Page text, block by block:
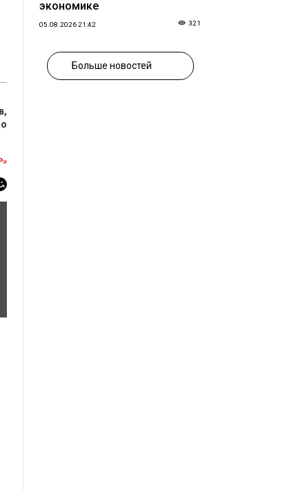
экономике
05.08.2026 21:42 321
Больше новостей